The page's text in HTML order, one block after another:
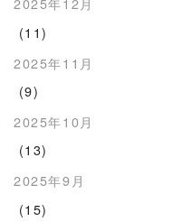
(11)
2025年11月
(9)
2025年10月
(13)
2025年9月
(15)